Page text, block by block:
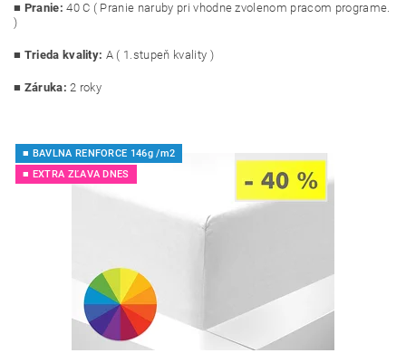
■ Pranie: 40 C ( Pranie naruby pri vhodne zvolenom pracom programe.
)
■ Trieda kvality: A ( 1.stupeň kvality )
■ Záruka: 2 roky
■ BAVLNA RENFORCE 146g /m2
■ EXTRA ZĽAVA DNES